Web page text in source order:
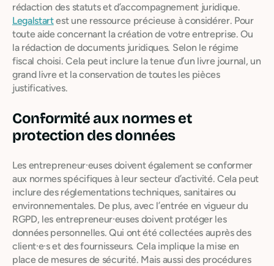
rédaction des statuts et d’accompagnement juridique.
Legalstartest une ressource précieuse à considérer. Pour
toute aide concernant la création de votre entreprise. Ou
la rédaction de documents juridiques. Selon le régime
fiscal choisi. Cela peut inclure la tenue d’un livre journal, un
grand livre et la conservation de toutes les pièces
justificatives.
Conformité aux normes et
protection des données
Les entrepreneur·euses doivent également se conformer
aux normes spécifiques à leur secteur d’activité. Cela peut
inclure des réglementations techniques, sanitaires ou
environnementales. De plus, avec l’entrée en vigueur du
RGPD, les entrepreneur·euses doivent protéger les
données personnelles. Qui ont été collectées auprès des
client·e·s et des fournisseurs. Cela implique la mise en
place de mesures de sécurité. Mais aussi des procédures